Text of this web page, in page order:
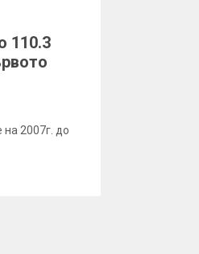
110.3
на 2007г. до